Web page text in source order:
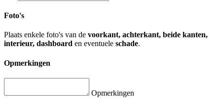
Foto's
Plaats enkele foto's van de voorkant, achterkant, beide kanten,
interieur, dashboard en eventuele schade.
Opmerkingen
Opmerkingen